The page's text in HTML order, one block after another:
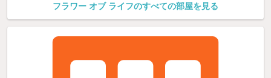
フラワー オブ ライフのすべての部屋を見る